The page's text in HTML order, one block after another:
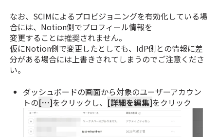
なお、SCIMによるプロビジョニングを有効化している場
合には、Notion側でプロフィール情報を
変更することは推奨されません。
仮にNotion側で変更したとしても、IdP側との情報に差
分がある場合には上書きされてしまうのでご注意くださ
い。
ダッシュボードの画面から対象のユーザーアカウン
トの[…]をクリックし、 [詳細を編集]をクリック